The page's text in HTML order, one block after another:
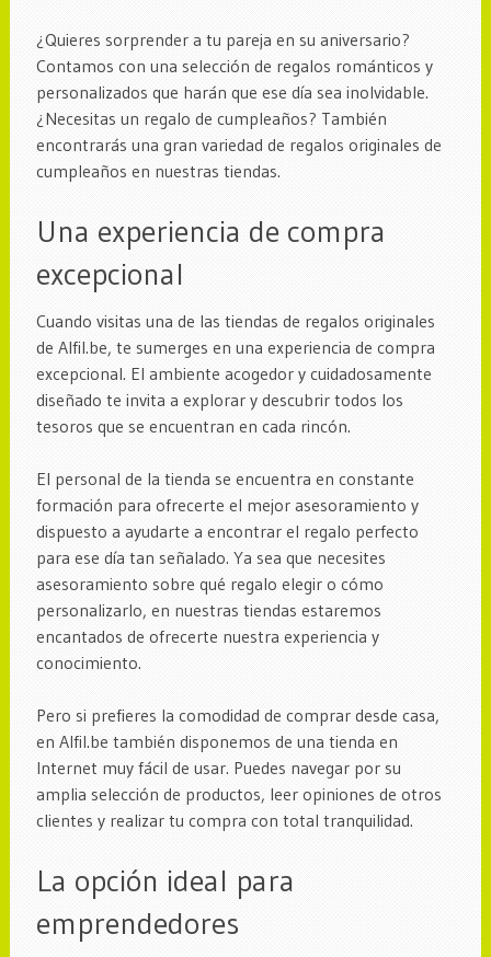
¿Quieres sorprender a tu pareja en su aniversario?
Contamos con una selección de regalos románticos y
personalizados que harán que ese día sea inolvidable.
¿Necesitas un regalo de cumpleaños? También
encontrarás una gran variedad de regalos originales de
cumpleaños en nuestras tiendas.
Una experiencia de compra
excepcional
Cuando visitas una de las tiendas de regalos originales
de Alfil.be, te sumerges en una experiencia de compra
excepcional. El ambiente acogedor y cuidadosamente
diseñado te invita a explorar y descubrir todos los
tesoros que se encuentran en cada rincón.
El personal de la tienda se encuentra en constante
formación para ofrecerte el mejor asesoramiento y
dispuesto a ayudarte a encontrar el regalo perfecto
para ese día tan señalado. Ya sea que necesites
asesoramiento sobre qué regalo elegir o cómo
personalizarlo, en nuestras tiendas estaremos
encantados de ofrecerte nuestra experiencia y
conocimiento.
Pero si prefieres la comodidad de comprar desde casa,
en Alfil.be también disponemos de una tienda en
Internet muy fácil de usar. Puedes navegar por su
amplia selección de productos, leer opiniones de otros
clientes y realizar tu compra con total tranquilidad.
La opción ideal para
emprendedores